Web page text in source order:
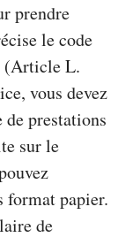
prendre
le code
(Article L.
vous devez
prestations
sur le
format papier.
de